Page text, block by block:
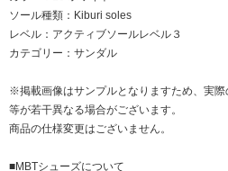
ソール種類：Kiburi soles
レベル：アクティブソールレベル３
カテゴリー：サンダル
※掲載画像はサンプルとなりますため、実
等が若干異なる場合がございます。
商品の仕様変更はございません。
■MBTシューズについて